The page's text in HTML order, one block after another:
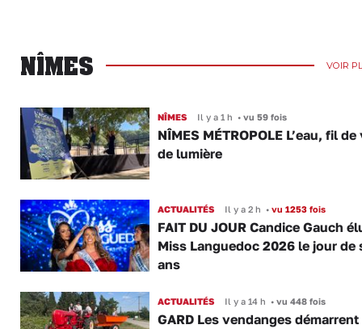
NÎMES VOIR
NÎMES Il y a 1 h •vu 59 fois
NÎMES MÉTROPOLE L’eau, fil de
de lumière
ACTUALITÉS Il y a 2 h •vu 1253 fois
FAIT DU JOUR Candice Gauch
Miss Languedoc 2026 le jour de
ans
ACTUALITÉS Il y a 14 h •vu 448 fois
GARD Les vendanges démarrent